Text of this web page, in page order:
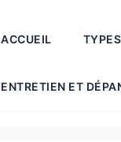
ACCUEIL
ENTRETIEN ET